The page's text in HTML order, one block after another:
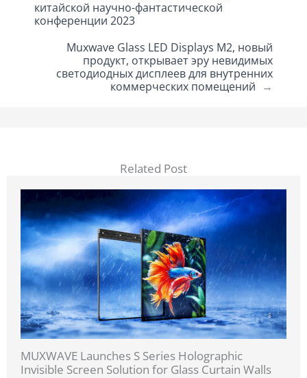
китайской научно-фантастической
конференции 2023
Muxwave Glass LED Displays M2, новый
продукт, открывает эру невидимых
светодиодных дисплеев для внутренних
коммерческих помещений →
Related Post
MUXWAVE Launches S Series Holographic
Invisible Screen Solution for Glass Curtain Walls